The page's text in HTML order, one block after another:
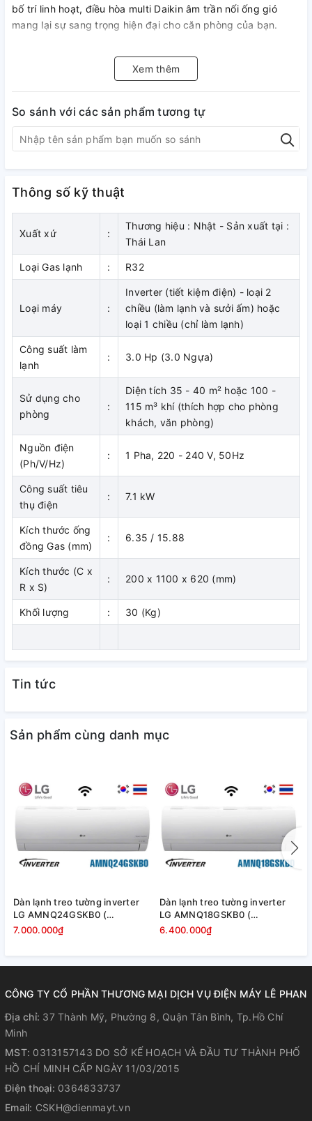
bố trí linh hoạt, điều hòa multi Daikin âm trần nối ống gió
mang lại sự sang trọng hiện đại cho căn phòng của bạn.
Daikin CDXM71RVMV phù hợp lắp đặt cho căn phòng có
diện tích dưới 30m2: Phòng khách...
Chế độ tiết kiệm điện
Bên cạnh công nghệ Inverter tiên tiến giúp máy điều hòa vận
hành bền bỉ, êm ái, tiết kiệm điện, thì điều hòa multi
Daikin CDXM71RVMV còn có tính năng Econo. Chỉ với một
nút bấm đơn giản, điều hòa ngay lập tức tập trung làm lạnh
tại vị trí cần thiết, vừa tiết kiệm điện, vừa đảm bảo không
gian mát lạnh trong phòng luôn được đồng đều.
Thiết kế mỏng và nhỏ gọn
DaikinCDXM71RVMV giấu trần nối ống gió điều hòa
multi Daikin chỉ cao 200mm, lắp đặt dễ dàng ở các vị trí trần
nhà hẹp với chiều cao chỉ 240 mm.
Lắp đặt trong vách
Với ưu điểm dàn lạnh nối ống gió mỏng có thể được giấu bên
trong trần nhà giúp không gian bên ngoài gọn gàng. Việc lắp
đặt này thích hợp cho các phòng khách với trần nhà thấp
hoặc không gian nội thất cần giấu dàn lạnh. Điều hòa multi
âm trần nối ống gió Daikin CDXM71RVMV có chiều rộng 900
giúp cho các dàn lạnh này trở nên lý tưởng trong các không
gian hẹp.
Dàn lạnh điều hòa Daikin multi CDXM71RVMV âm trần nối
ống gió có chiều cao 200 mm cần không gian chỉ 240 mm từ
vị trí trần treo và phần trần nhà trống.
Xem thêm
So sánh với các sản phẩm tương tự
Thông số kỹ thuật
Xuất xứ :
Thương hiệu : Nhật - Sản xuất tại :
Thái Lan
Loại Gas lạnh : R32
Loại máy :
Inverter (tiết kiệm điện) - loại 2
chiều (làm lạnh và sưởi ấm) hoặc
loại 1 chiều (chỉ làm lạnh)
Công suất làm
lạnh
: 3.0 Hp (3.0 Ngựa)
Sử dụng cho
phòng
:
Diện tích 35 - 40 m² hoặc 100 -
115 m³ khí (thích hợp cho phòng
khách, văn phòng)
Nguồn điện
(Ph/V/Hz)
: 1 Pha, 220 - 240 V, 50Hz
Công suất tiêu
thụ điện
: 7.1 kW
Kích thước ống
đồng Gas (mm)
: 6.35 / 15.88
Kích thước (C x
R x S)
: 200 x 1100 x 620 (mm)
Khối lượng : 30 (Kg)
Tin tức
Sản phẩm cùng danh mục
Dàn lạnh treo tường inverter
LG AMNQ24GSKB0 (
24000BTU )
7.000.000₫
Dàn lạnh treo tường inverter
LG AMNQ18GSKB0 (
18000BTU )
6.400.000₫
CÔNG TY CỔ PHẦN THƯƠNG MẠI DỊCH VỤ ĐIỆN MÁY LÊ PHAN
Địa chỉ: 37 Thành Mỹ, Phường 8, Quận Tân Bình, Tp.Hồ Chí
Minh
MST: 0313157143 DO SỞ KẾ HOẠCH VÀ ĐẦU TƯ THÀNH PHỐ
HỒ CHÍ MINH CẤP NGÀY 11/03/2015
Điện thoại: 0364833737
Email: CSKH@dienmayt.vn